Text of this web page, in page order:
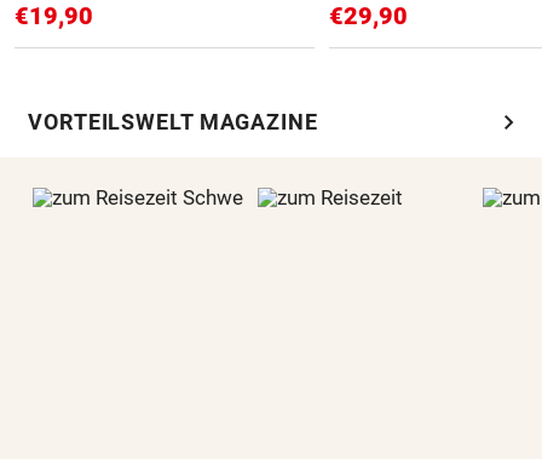
€19,90 €29,90
VORTEILSWELT MAGAZINE chevron_right